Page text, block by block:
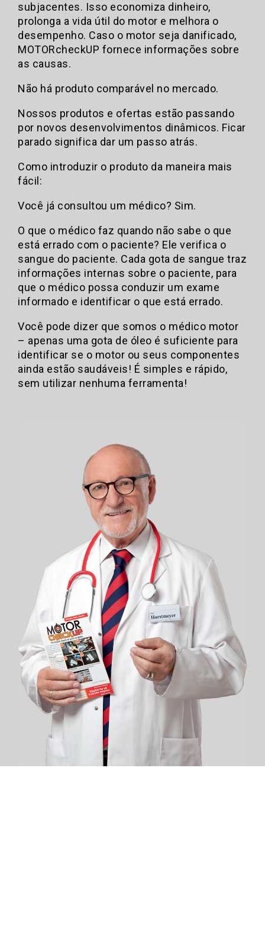
subjacentes. Isso economiza dinheiro,
prolonga a vida útil do motor e melhora o
desempenho. Caso o motor seja danificado,
MOTORcheckUP fornece informações sobre
as causas.
Não há produto comparável no mercado.
Nossos produtos e ofertas estão passando
por novos desenvolvimentos dinâmicos. Ficar
parado significa dar um passo atrás.
Como introduzir o produto da maneira mais
fácil:
Você já consultou um médico? Sim.
O que o médico faz quando não sabe o que
está errado com o paciente? Ele verifica o
sangue do paciente. Cada gota de sangue traz
informações internas sobre o paciente, para
que o médico possa conduzir um exame
informado e identificar o que está errado.
Você pode dizer que somos o médico motor
– apenas uma gota de óleo é suficiente para
identificar se o motor ou seus componentes
ainda estão saudáveis! É simples e rápido,
sem utilizar nenhuma ferramenta!